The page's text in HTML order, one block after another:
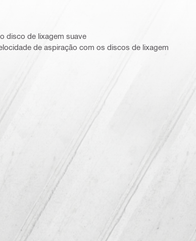
disco de lixagem suave
de aspiração com os discos de lixagem